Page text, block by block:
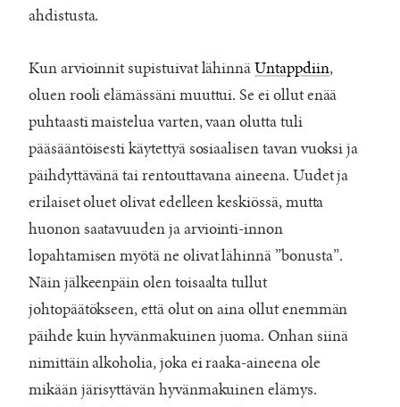
ahdistusta.
Kun arvioinnit supistuivat lähinnäUntappdiin,
oluen rooli elämässäni muuttui. Se ei ollut enää
puhtaasti maistelua varten, vaan olutta tuli
pääsääntöisesti käytettyä sosiaalisen tavan vuoksi ja
päihdyttävänä tai rentouttavana aineena. Uudet ja
erilaiset oluet olivat edelleen keskiössä, mutta
huonon saatavuuden ja arviointi-innon
lopahtamisen myötä ne olivat lähinnä ”bonusta”.
Näin jälkeenpäin olen toisaalta tullut
johtopäätökseen, että olut on aina ollut enemmän
päihde kuin hyvänmakuinen juoma. Onhan siinä
nimittäin alkoholia, joka ei raaka-aineena ole
mikään järisyttävän hyvänmakuinen elämys.